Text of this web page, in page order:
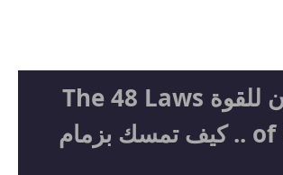
48 قانون للقوة The 48 Laws
of Power .. كيف تمسك بزمام